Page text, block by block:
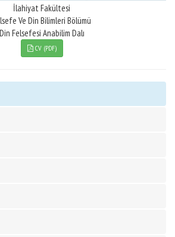
İlahiyat Fakültesi
Ve Din Bilimleri Bölümü
Din Felsefesi Anabilim Dalı
CV (PDF)